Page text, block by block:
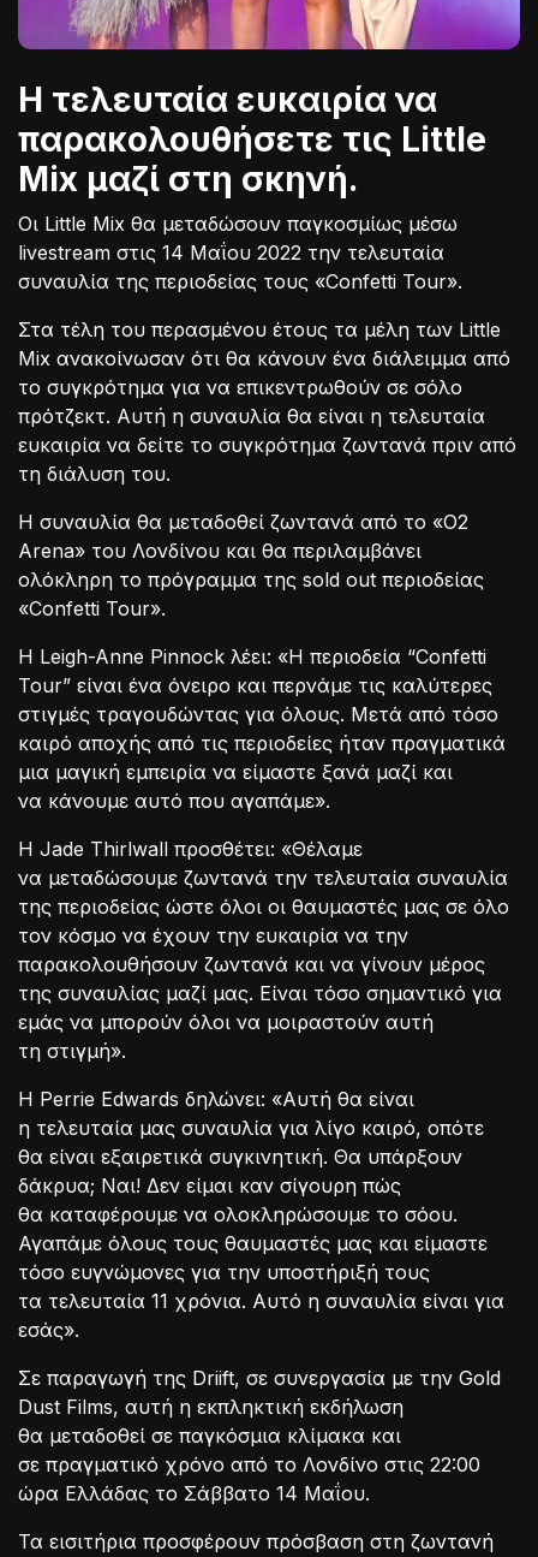
Η τελευταία ευκαιρία να
παρακολουθήσετε τις Little
Mix μαζί στη σκηνή.
Οι Little Mix θα μεταδώσουν παγκοσμίως μέσω
livestream στις 14 Μαΐου 2022 την τελευταία
συναυλία της περιοδείας τους «Confetti Tour».
Στα τέλη του περασμένου έτους τα μέλη των Little
Mix ανακοίνωσαν ότι θα κάνουν ένα διάλειμμα από
το συγκρότημα για να επικεντρωθούν σε σόλο
πρότζεκτ. Αυτή η συναυλία θα είναι η τελευταία
ευκαιρία να δείτε το συγκρότημα ζωντανά πριν από
τη διάλυση του.
Η συναυλία θα μεταδοθεί ζωντανά από το «O2
Arena» του Λονδίνου και θα περιλαμβάνει
ολόκληρη το πρόγραμμα της sold out περιοδείας
«Confetti Tour».
Η Leigh-Anne Pinnock λέει: «Η περιοδεία “Confetti
Tour” είναι ένα όνειρο και περνάμε τις καλύτερες
στιγμές τραγουδώντας για όλους. Μετά από τόσο
καιρό αποχής από τις περιοδείες ήταν πραγματικά
μια μαγική εμπειρία να είμαστε ξανά μαζί και
να κάνουμε αυτό που αγαπάμε».
Η Jade Thirlwall προσθέτει: «Θέλαμε
να μεταδώσουμε ζωντανά την τελευταία συναυλία
της περιοδείας ώστε όλοι οι θαυμαστές μας σε όλο
τον κόσμο να έχουν την ευκαιρία να την
παρακολουθήσουν ζωντανά και να γίνουν μέρος
της συναυλίας μαζί μας. Είναι τόσο σημαντικό για
εμάς να μπορούν όλοι να μοιραστούν αυτή
τη στιγμή».
Η Perrie Edwards δηλώνει: «Αυτή θα είναι
η τελευταία μας συναυλία για λίγο καιρό, οπότε
θα είναι εξαιρετικά συγκινητική. Θα υπάρξουν
δάκρυα; Ναι! Δεν είμαι καν σίγουρη πώς
θα καταφέρουμε να ολοκληρώσουμε το σόου.
Αγαπάμε όλους τους θαυμαστές μας και είμαστε
τόσο ευγνώμονες για την υποστήριξή τους
τα τελευταία 11 χρόνια. Αυτό η συναυλία είναι για
εσάς».
Σε παραγωγή της Driift, σε συνεργασία με την Gold
Dust Films, αυτή η εκπληκτική εκδήλωση
θα μεταδοθεί σε παγκόσμια κλίμακα και
σε πραγματικό χρόνο από το Λονδίνο στις 22:00
ώρα Ελλάδας το Σάββατο 14 Μαΐου.
Τα εισιτήρια προσφέρουν πρόσβαση στη ζωντανή